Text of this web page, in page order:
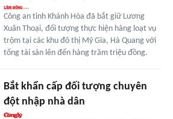
Công an tỉnh Khánh Hòa đã bắt giữ Lương
Xuân Thoại, đối tượng thực hiện hàng loạt vụ
trộm tại các khu đô thị Mỹ Gia, Hà Quang với
tổng tài sản lên đến hàng trăm triệu đồng.
Bắt khẩn cấp đối tượng chuyên
đột nhập nhà dân